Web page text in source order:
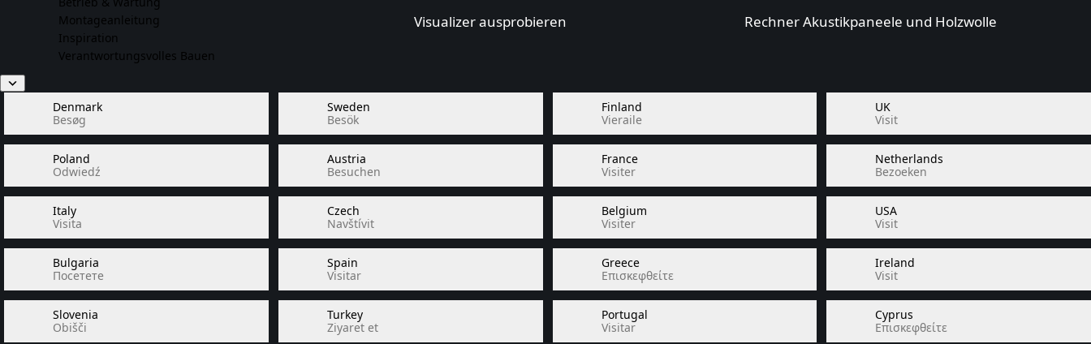
Montageanleitung
Inspiration
Verantwortungsvolles Bauen
Visualizer ausprobieren Rechner Akustikpaneele und Holzwolle
Denmark
Besøg
Sweden
Besök
Finland
Vieraile
UK
Visit
Poland
Odwiedź
Austria
Besuchen
France
Visiter
Netherlands
Bezoeken
Italy
Visita
Czech
Navštívit
Belgium
Visiter
USA
Visit
Bulgaria
Посетете
Spain
Visitar
Greece
Επισκεφθείτε
Ireland
Visit
Slovenia
Obišči
Turkey
Ziyaret et
Portugal
Visitar
Cyprus
Επισκεφθείτε